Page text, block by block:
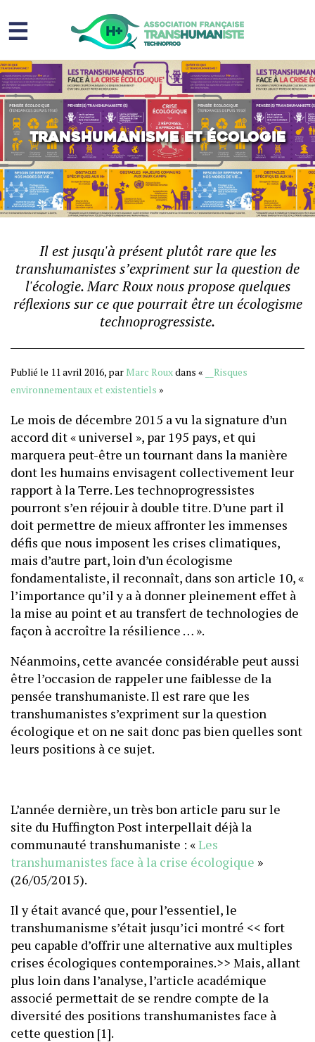
☰
Homme augmenté
Immortalité ?
Question sociale
Risques
L’association
Transhumanisme et écologie
Il est jusqu'à présent plutôt rare que les
transhumanistes s’expriment sur la question de
l'écologie. Marc Roux nous propose quelques
réflexions sur ce que pourrait être un écologisme
technoprogressiste.
Publié le 11 avril 2016, parMarc Rouxdans «
__Risques
environnementaux et existentiels »
Le mois de décembre 2015 a vu la signature d’un
accord dit « universel », par 195 pays, et qui
marquera peut-être un tournant dans la manière
dont les humains envisagent collectivement leur
rapport à la Terre. Les technoprogressistes
pourront s’en réjouir à double titre. D’une part il
doit permettre de mieux affronter les immenses
défis que nous imposent les crises climatiques,
mais d’autre part, loin d’un écologisme
fondamentaliste, il reconnaît, dans son article 10, «
l’importance qu’il y a à donner pleinement effet à
la mise au point et au transfert de technologies de
façon à accroître la résilience … ».
Néanmoins, cette avancée considérable peut aussi
être l’occasion de rappeler une faiblesse de la
pensée transhumaniste. Il est rare que les
transhumanistes s’expriment sur la question
écologique et on ne sait donc pas bien quelles sont
leurs positions à ce sujet.
L’année dernière, un très bon article paru sur le
site du Huffington Post interpellait déjà la
communauté transhumaniste : «Les
transhumanistes face à la crise écologique »
(26/05/2015).
Il y était avancé que, pour l’essentiel, le
transhumanisme s’était jusqu’ici montré << fort
peu capable d’offrir une alternative aux multiples
crises écologiques contemporaines.>> Mais, allant
plus loin dans l’analyse, l’article académique
associé permettait de se rendre compte de la
diversité des positions transhumanistes face à
cette question [1].